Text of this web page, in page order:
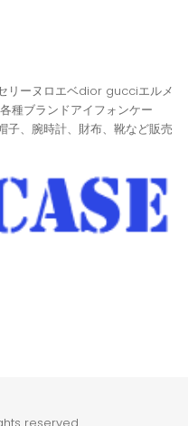
リーヌロエベdior gucciエルメ
種ブランドアイフォンケー
子、腕時計、財布、靴など販売
reserved